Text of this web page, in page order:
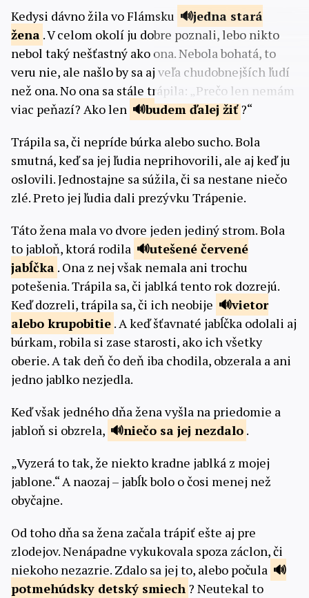
Kedysi dávno žila vo Flámsku
jedna stará
žena . V celom okolí ju dobre poznali, lebo nikto
nebol taký nešťastný ako ona. Nebola bohatá, to
veru nie, ale našlo by sa aj veľa chudobnejších ľudí
než ona. No ona sa stále trápila: „Prečo len nemám
viac peňazí? Ako len
budem ďalejžiť ?“
Trápila sa, či nepríde búrka alebo sucho. Bola
smutná, keď sa jej ľudia neprihovorili, ale aj keď ju
oslovili. Jednostajne sa súžila, či sa nestane niečo
zlé. Preto jej ľudia dali prezývku Trápenie.
Táto žena mala vo dvore jeden jediný strom. Bola
to jabloň, ktorá rodila
utešené červené
jabĺčka . Ona z nej však nemala ani trochu
potešenia. Trápila sa, či jablká tento rok dozrejú.
Keď dozreli, trápila sa, či ich neobije
vietor
alebo krupobitie . A keď šťavnaté jabĺčka odolali aj
búrkam, robila si zase starosti, ako ich všetky
oberie. A tak deň čo deň iba chodila, obzerala a ani
jedno jablko nezjedla.
Keď však jedného dňa žena vyšla na priedomie a
jabloň si obzrela,
niečo sa jej nezdalo .
„Vyzerá to tak, že niekto kradne jablká z mojej
jablone.“ A naozaj – jabĺk bolo o čosi menej než
obyčajne.
Od toho dňa sa žena začala trápiť ešte aj pre
zlodejov. Nenápadne vykukovala spoza záclon, či
niekoho nezazrie. Zdalo sa jej to, alebo počula
potmehúdsky detský smiech ? Neutekal to